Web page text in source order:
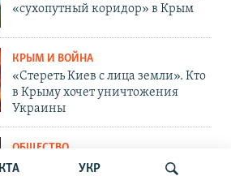
КТА УКР
«сухопутный коридор» в Крым
КРЫМ И ВОЙНА
«Стереть Киев с лица земли». Кто
в Крыму хочет уничтожения
Украины
ОБЩЕСТВО
Как Россия «мотивирует»